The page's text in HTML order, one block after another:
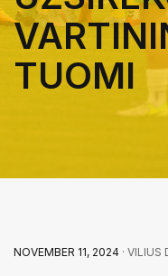
TUOMI
NOVEMBER 11, 2024 · VILIUS